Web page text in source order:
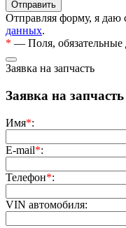
Отправляя форму, я даю
данных.
* — Поля, обязательные
Заявка на запчасть
Заявка на запчасть
Имя*:
E-mail*:
Телефон*:
VIN автомобиля: